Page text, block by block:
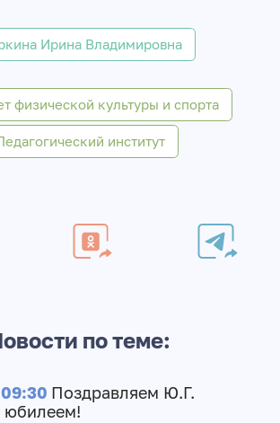
Ирина Владимировна
физической культуры и спорта
институт
по теме:
Поздравляем Ю.Г.
юбилеем!